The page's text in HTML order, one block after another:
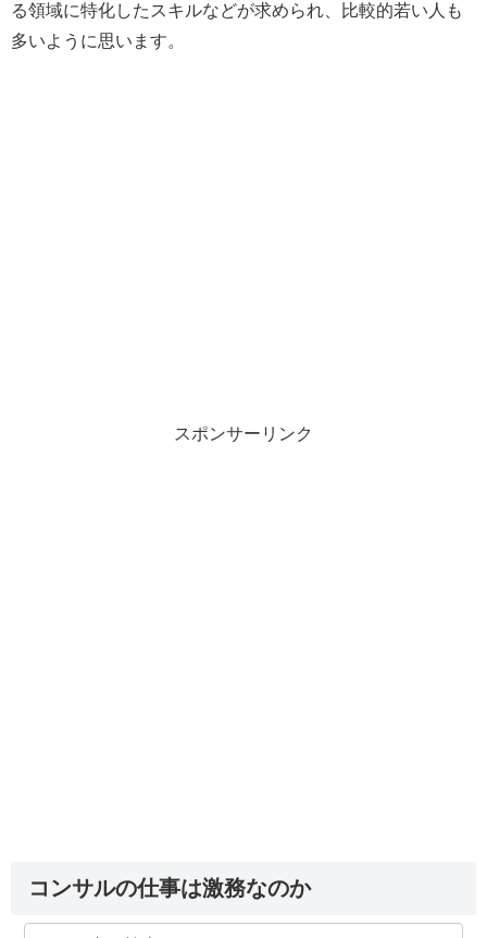
る領域に特化したスキルなどが求められ、比較的若い人も
多いように思います。
スポンサーリンク
コンサルの仕事は激務なのか